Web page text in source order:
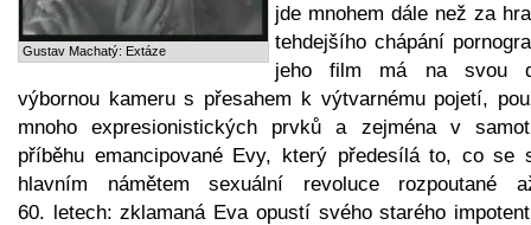
Gustav Machatý: Extáze
jde mnohem dále než za
tehdejšího chápání
jeho film má na svou
výbornou kameru s přesahem k výtvarnému pojetí,
mnoho expresionistických prvků a zejména v
příběhu emancipované Evy, který předesílá to, co se
hlavním námětem sexuální revoluce rozpoutané
60. letech: zklamaná Eva opustí svého starého